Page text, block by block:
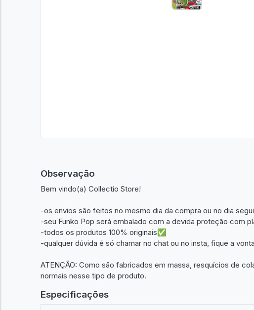
Observação
Bem vindo(a) Collectio Store!
-os envios são feitos no mesmo dia da compra ou no dia
-seu Funko Pop será embalado com a devida proteção com
-todos os produtos 100% originais✅
-qualquer dúvida é só chamar no chat ou no insta, fique a
ATENÇÃO: Como são fabricados em massa, resquícios de
normais nesse tipo de produto.
Especificações